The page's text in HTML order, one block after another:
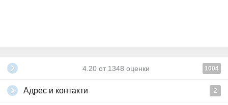
4.20 от 1348 оценки 1004
Адрес и контакти 2